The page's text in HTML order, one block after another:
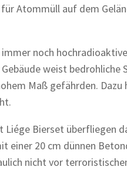
Atommüll auf dem
noch
weist bedrohliche
Maß gefährden.
Bierset überfliegen
einer 20 cm dünnen
nicht vor